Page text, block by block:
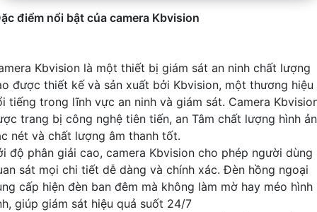
điểm nổi bật của camera Kbvision
Kbvision là một thiết bị giám sát an ninh chất lượng
được thiết kế và sản xuất bởi Kbvision, một thương hiệu
tiếng trong lĩnh vực an ninh và giám sát. Camera
trang bị công nghệ tiên tiến, an Tâm chất lượng hình
nét và chất lượng âm thanh tốt.
độ phân giải cao, camera Kbvision cho phép người dùng
sát mọi chi tiết dễ dàng và chính xác. Đèn hồng ngoại
cấp hiện đèn ban đêm mà không làm mờ hay méo hình
giúp giám sát hiệu quả suốt 24/7